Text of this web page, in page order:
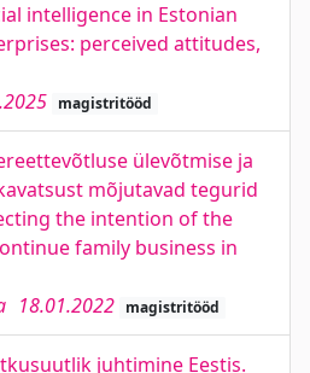
intelligence in Estonian
perceived attitudes,
magistritööd
ülevõtmise ja
mõjutavad tegurid
the intention of the
family business in
18.01.2022 magistritööd
juhtimine Eestis.